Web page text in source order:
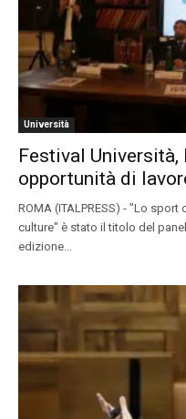
Università
Festival Università,
opportunità di
ROMA (ITALPRESS) - "Lo
culture" è stato il titolo del
edizione...